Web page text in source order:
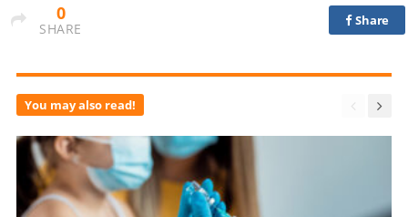
0
SHARE
Share
You may also read!